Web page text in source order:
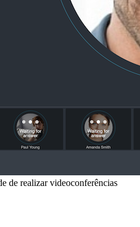
de realizar videoconferências